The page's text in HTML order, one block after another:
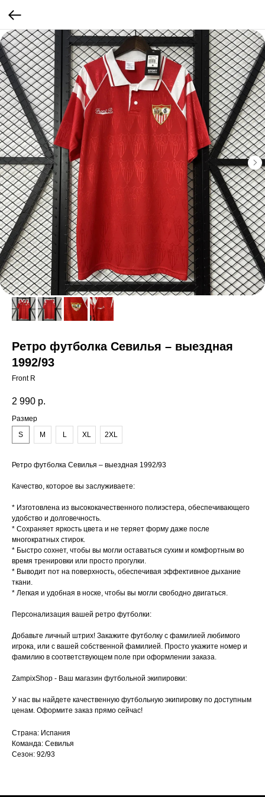
Ретро футболка Севилья – выездная
1992/93
Front R
2 990 р.
Размер
S
M L XL 2XL
Ретро футболка Севилья – выездная 1992/93
Качество, которое вы заслуживаете:
* Изготовлена из высококачественного полиэстера, обеспечивающего
удобство и долговечность.
* Сохраняет яркость цвета и не теряет форму даже после
многократных стирок.
* Быстро сохнет, чтобы вы могли оставаться сухим и комфортным во
время тренировки или просто прогулки.
* Выводит пот на поверхность, обеспечивая эффективное дыхание
ткани.
* Легкая и удобная в носке, чтобы вы могли свободно двигаться.
Персонализация вашей ретро футболки:
Добавьте личный штрих! Закажите футболку с фамилией любимого
игрока, или с вашей собственной фамилией. Просто укажите номер и
фамилию в соответствующем поле при оформлении заказа.
ZampixShop - Ваш магазин футбольной экипировки:
У нас вы найдете качественную футбольную экипировку по доступным
ценам. Оформите заказ прямо сейчас!
Страна: Испания
Команда: Севилья
Сезон: 92/93